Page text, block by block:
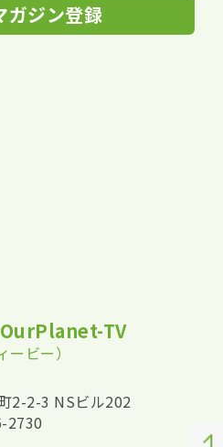
ガジン登録
TV
ービー）
2-2-3 NSビル202
2730